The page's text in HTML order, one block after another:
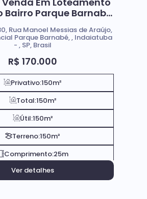
Bairro Parque Barnabé
R$ 170.000
, Rua Manoel Messias de Araújo,
Parque Barnabé , Indaiatuba
, SP, Brasil
Privativo:150m²
Total:150m²
Útil:150m²
Terreno:150m²
Comprimento:25m
Ver detalhes